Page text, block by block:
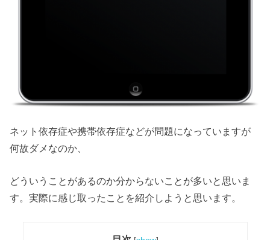
ネット依存症や携帯依存症などが問題になっていますが
何故ダメなのか、
どういうことがあるのか分からないことが多いと思いま
す。実際に感じ取ったことを紹介しようと思います。